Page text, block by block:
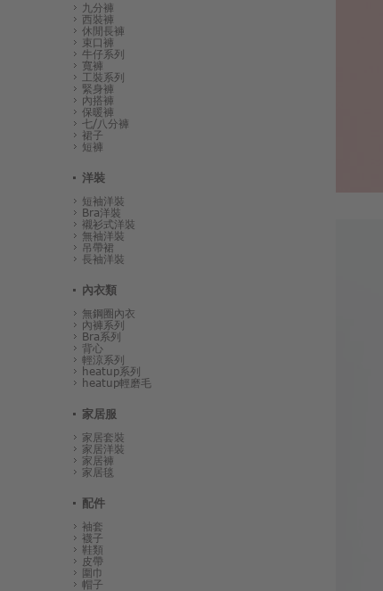
九分褲
西裝褲
休閒長褲
束口褲
牛仔系列
寬褲
工裝系列
緊身褲
內搭褲
保暖褲
七/八分褲
裙子
短褲
洋裝
短袖洋裝
Bra洋裝
襯衫式洋裝
無袖洋裝
吊帶裙
長袖洋裝
內衣類
無鋼圈內衣
內褲系列
Bra系列
背心
輕涼系列
heatup系列
heatup輕磨毛
家居服
家居套裝
家居洋裝
家居褲
家居毯
配件
袖套
襪子
鞋類
皮帶
圍巾
帽子